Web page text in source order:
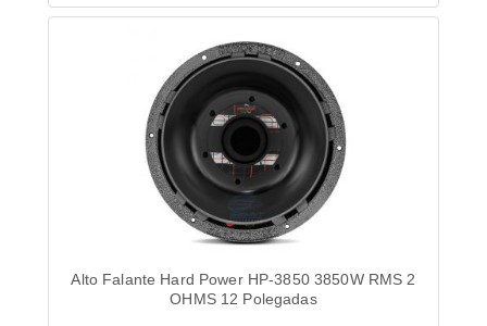
Alto Falante Hard Power HP-3850 3850W RMS 2
OHMS 12 Polegadas